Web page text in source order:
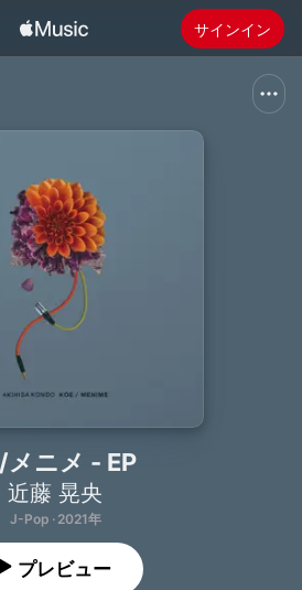
サインイン
Musicをインストール
メニメ - EP
近藤 晃央
J-Pop · 2021年
プレビュー